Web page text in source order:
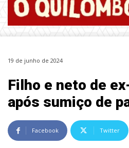
19 de junho de 2024
Filho e neto de
após sumiço de
Facebook Twitter